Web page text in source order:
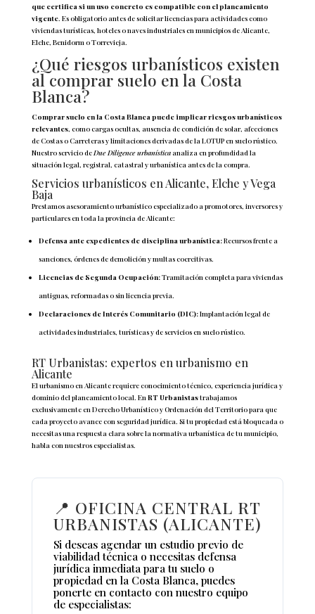
que certifica si un uso concreto es compatible con el planeamiento
vigente. Es obligatorio antes de solicitar licencias para actividades como
viviendas turísticas, hoteles o naves industriales en municipios de Alicante,
Elche, Benidorm o Torrevieja.
¿Qué riesgos urbanísticos existen
al comprar suelo en la Costa
Blanca?
Comprar suelo en la Costa Blanca puede implicar riesgos urbanísticos
relevantes, como cargas ocultas, ausencia de condición de solar, afecciones
de Costas o Carreteras y limitaciones derivadas de la LOTUP en suelo rústico.
Nuestro servicio deDue Diligence urbanísticaanaliza en profundidad la
situación legal, registral, catastral y urbanística antes de la compra.
Servicios urbanísticos en Alicante, Elche y Vega
Baja
Prestamos asesoramiento urbanístico especializado a promotores, inversores y
particulares en toda la provincia de Alicante:
Defensa ante expedientes de disciplina urbanística:Recursos frente a
sanciones, órdenes de demolición y multas coercitivas.
Licencias de Segunda Ocupación:Tramitación completa para viviendas
antiguas, reformadas o sin licencia previa.
Declaraciones de Interés Comunitario (DIC):Implantación legal de
actividades industriales, turísticas y de servicios en suelo rústico.
RT Urbanistas: expertos en urbanismo en
Alicante
El urbanismo en Alicante requiere conocimiento técnico, experiencia jurídica y
dominio del planeamiento local. En RT Urbanistastrabajamos
exclusivamente en Derecho Urbanístico y Ordenación del Territorio para que
cada proyecto avance con seguridad jurídica. Si tu propiedad está bloqueada o
necesitas una respuesta clara sobre la normativa urbanística de tu municipio,
habla con nuestros especialistas.
📍 OFICINA CENTRAL RT
URBANISTAS (ALICANTE)
Si deseas agendar un estudio previo de
viabilidad técnica o necesitas defensa
jurídica inmediata para tu suelo o
propiedad en la Costa Blanca, puedes
ponerte en contacto con nuestro equipo
de especialistas: